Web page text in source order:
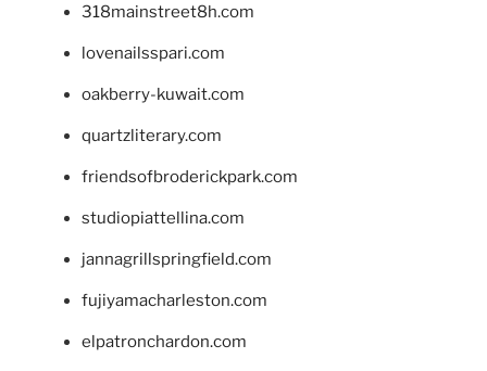
318mainstreet8h.com
lovenailsspari.com
oakberry-kuwait.com
quartzliterary.com
friendsofbroderickpark.com
studiopiattellina.com
jannagrillspringfield.com
fujiyamacharleston.com
elpatronchardon.com